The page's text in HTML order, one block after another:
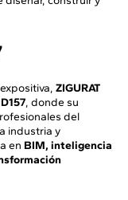
ZIGURAT
, donde su
del
industria y
en BIM, inteligencia